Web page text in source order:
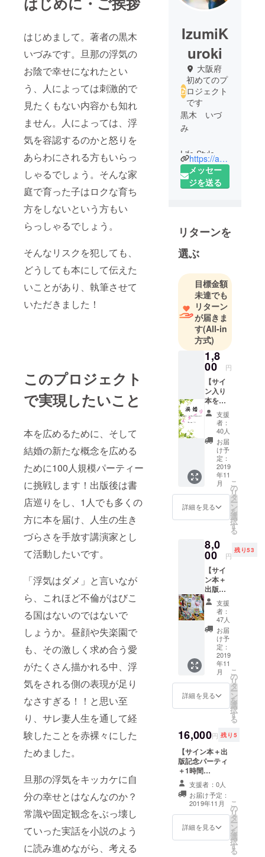
はじめまして。著者の黒木
いづみです。旦那の浮気の
お陰で幸せになれたとい
う、人によっては刺激的で
見たくもない内容かも知れ
ません。人によっては、浮
気を容認するのかと怒りを
あらわにされる方もいらっ
しゃるでしょう。そんな家
庭で育った子はロクな育ち
方をしないという方もい
らっしゃるでしょう。
そんなリスクを犯しても、
どうしても本にして伝えた
いことがあり、執筆させて
いただきました！
このプロジェクト
で実現したいこと
本を広めるために、そして
結婚の新たな概念を広める
ために100人規模パーティー
に挑戦します！出版後は書
店巡りをし、1人でも多くの
方に本を届け、人生の生き
づらさを手放す講演家とし
て活動したいです。
「浮気はダメ」と言いなが
ら、これほど不倫がはびこ
る国はないのではないで
しょうか。昼顔や失楽園で
も、その激しく求め合う愛
がたくさん描かれる中、浮
気をされる側の表現が足り
なさすぎる！！と思い至
り、サレ妻人生を通して経
験したことを赤裸々にした
ためました。
旦那の浮気をキッカケに自
分の幸せとはなんなのか？
常識や固定観念をぶっ壊し
ていった実話を小説のよう
に読み進めながら、考える
IzumiK
uroki
大阪府
初めてのプ
ロジェクト
です
黒木 いづ
み
Life Style
Coaching.代
表
ブロガー
レイキ
ティー
チャー、EM
セラピス
ト、英語教
師、旅人etc.
大阪出身。
数秘３３。
一部上場企
業に勤め、
東大卒の建
築家と結婚
するも円満
離婚し離婚
旅行へ。２
度目の結婚
で念願の高
齢出産を叶
えるも、夫
の浮気とモ
ラハラに苦
を感じ自殺
未遂を起こ
すが閉鎖病
棟で気づき
と学びがあ
り出版に至
る。どん底
を経験した
おかげで天
命に気づき
人生加速
ン」「夢を
語るお茶
会」「出版
実現セミ
ナー」主催
https://ameblo.jp/earthian117/
メッセー
ジを送る
リターンを
選ぶ
目標金額
未達でも
リターン
が届きま
す(All-in
方式)
1,8
00 円
【サイ
ン入り
本を送
りま
す】 出
来上
がった
本に勝
手にサ
インを
書いて
送りつ
けま
す！
（まだ
サイン
ません^
^） 本
が出来
上がり
サイン
を入れ
てから
の発送
となり
ますの
で少々
お時間
いただ
きます
がよろ
しくお
ねがい
み ※表
紙やタ
イトル
は現段
階のイ
メージ
です
支援
者：
40人
お届
け予
定：
2019
年11
月
詳細を見る
こ
の
リ
タ
ー
ン
を
選
択
す
る
8,0
00 円
残り53
【サイ
ン本＋
出版記
念パー
ティー
参加
権】
11/15(
19:00頃
から大
阪市内
にて予
定の 立
食パー
ティー
加頂け
ます！
（飲食
代込
副社長
さまを
はじ
め、
様々な
支援
者：
47人
お届
け予
定：
2019
年11
月
詳細を見る
こ
の
リ
タ
ー
ン
を
選
択
す
る
16,000円 残り5
【サイン本＋出
版記念パーティ
＋1時間
Zoom！】 出版
記念パーティ参
加権と、Zoom
にて顔をお互い
に見ながらお話
を聞きます。 ど
支援者：0人
お届け予定：
2019年11月
詳細を見る
こ
の
リ
タ
ー
ン
を
選
択
す
る